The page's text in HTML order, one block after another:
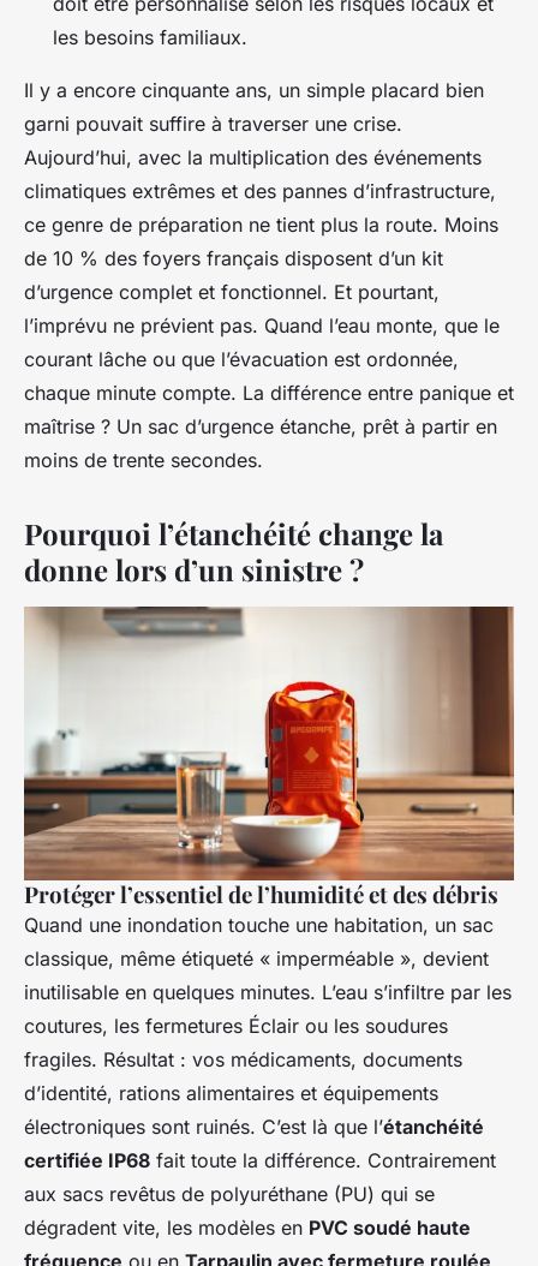
les besoins familiaux.
Il y a encore cinquante ans, un simple placard bien
garni pouvait suffire à traverser une crise.
Aujourd’hui, avec la multiplication des événements
climatiques extrêmes et des pannes d’infrastructure,
ce genre de préparation ne tient plus la route. Moins
de 10 % des foyers français disposent d’un kit
d’urgence complet et fonctionnel. Et pourtant,
l’imprévu ne prévient pas. Quand l’eau monte, que le
courant lâche ou que l’évacuation est ordonnée,
chaque minute compte. La différence entre panique et
maîtrise ? Un sac d’urgence étanche, prêt à partir en
moins de trente secondes.
Pourquoi l’étanchéité change la
donne lors d’un sinistre ?
Protéger l’essentiel de l’humidité et des débris
Quand une inondation touche une habitation, un sac
classique, même étiqueté « imperméable », devient
inutilisable en quelques minutes. L’eau s’infiltre par les
coutures, les fermetures Éclair ou les soudures
fragiles. Résultat : vos médicaments, documents
d’identité, rations alimentaires et équipements
électroniques sont ruinés. C’est là que l’étanchéité
certifiée IP68 fait toute la différence. Contrairement
aux sacs revêtus de polyuréthane (PU) qui se
dégradent vite, les modèles en PVC soudé haute